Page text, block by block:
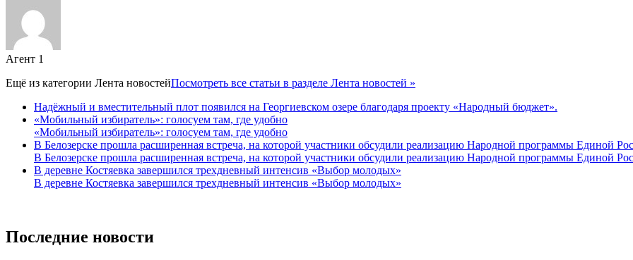
Агент 1
Ещё из категории Лента новостейПосмотреть все статьи в разделе Лента новостей »
Надёжный и вместительный плот появился на Георгиевском озере благодаря проекту «Народный бюджет».
«Мобильный избиратель»: голосуем там, где удобно
«Мобильный избиратель»: голосуем там, где удобно
В Белозерске прошла расширенная встреча, на которой участники обсудили реализацию Народной программы Единой
В Белозерске прошла расширенная встреча, на которой участники обсудили реализацию Народной программы Единой
В деревне Костяевка завершился трехдневный интенсив «Выбор молодых»
В деревне Костяевка завершился трехдневный интенсив «Выбор молодых»
Последние новости